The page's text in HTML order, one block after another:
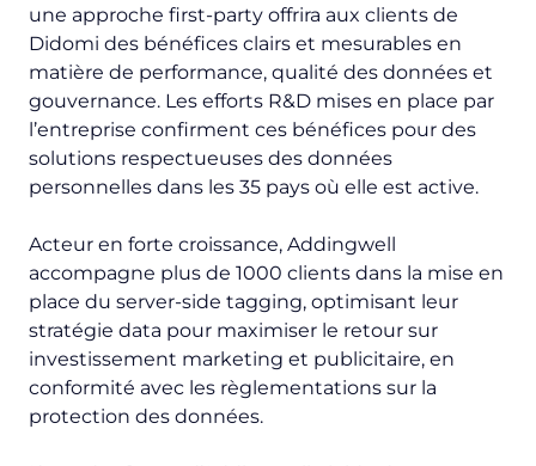
une approche first-party offrira aux clients de
Didomi des bénéfices clairs et mesurables en
matière de performance, qualité des données et
gouvernance. Les efforts R&D mises en place par
l’entreprise confirment ces bénéfices pour des
solutions respectueuses des données
personnelles dans les 35 pays où elle est active.
Acteur en forte croissance, Addingwell
accompagne plus de 1000 clients dans la mise en
place du server-side tagging, optimisant leur
stratégie data pour maximiser le retour sur
investissement marketing et publicitaire, en
conformité avec les règlementations sur la
protection des données.